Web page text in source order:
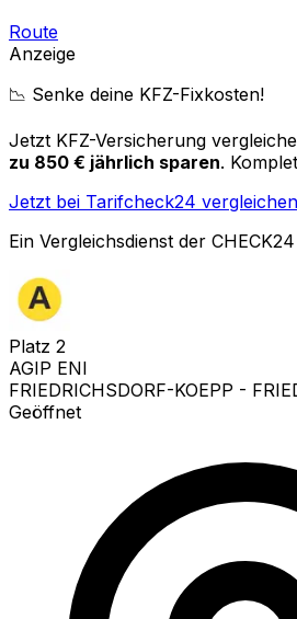
Route
Anzeige
📉 Senke deine KFZ-Fixkosten!
Jetzt KFZ-Versicherung
zu 850 € jährlich sparen.
Jetzt bei Tarifcheck24 vergleichen
Ein Vergleichsdienst der
Platz 2
AGIP ENI
FRIEDRICHSDORF-KOEPP -
Geöffnet